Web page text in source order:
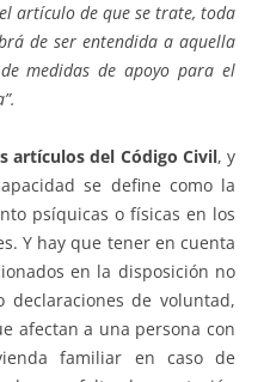
artículo de que se trate, toda
de ser entendida a aquella
medidas de apoyo para el
artículos del Código Civil, y
se define como la
psíquicas o físicas en los
Y hay que tener en cuenta
en la disposición no
de voluntad,
afectan a una persona con
familiar en caso de